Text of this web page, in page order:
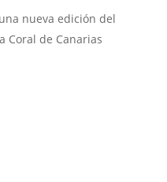
nueva edición del
Coral de Canarias